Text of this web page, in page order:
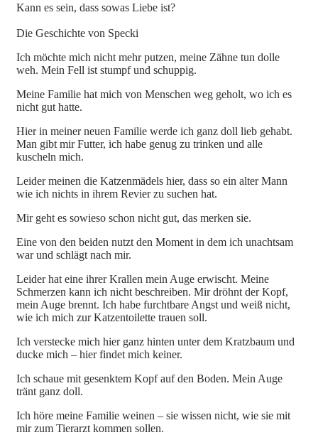
Kann es sein, dass sowas Liebe ist?
Die Geschichte von Specki
Ich möchte mich nicht mehr putzen, meine Zähne tun dolle
weh. Mein Fell ist stumpf und schuppig.
Meine Familie hat mich von Menschen weg geholt, wo ich es
nicht gut hatte.
Hierin meiner neuen Familie werde ich ganz doll lieb gehabt.
Man gibt mir Futter, ich habe genug zu trinken und alle
kuscheln mich.
Leider meinen die Katzenmädels hier, dass so ein alter Mann
wie ich nichts in ihrem Revier zu suchen hat.
Mir geht es sowieso schon nicht gut, das merken sie.
Eine von den beiden nutzt den Moment in dem ich unachtsam
war und schlägt nach mir.
Leider hat eine ihrer Krallen mein Auge erwischt. Meine
Schmerzen kann ich nicht beschreiben. Mir dröhnt der Kopf,
mein Auge brennt. Ich habe furchtbare Angst und weiß nicht,
wie ich mich zur Katzentoilette trauen soll.
Ich verstecke mich hier ganz hinten unter dem Kratzbaum und
ducke mich – hier findet mich keiner.
Ich schaue mit gesenktem Kopf auf den Boden. Mein Auge
tränt ganz doll.
Ich höre meine Familie weinen – sie wissen nicht, wie sie mit
mir zum Tierarzt kommen sollen.